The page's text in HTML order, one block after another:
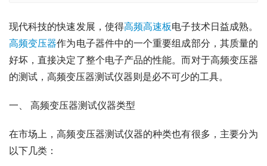
现代科技的快速发展，使得高频高速板电子技术日益成熟。
高频变压器作为电子器件中的一个重要组成部分，其质量的
好坏，直接决定了整个电子产品的性能。而对于高频变压器
的测试，高频变压器测试仪器则是必不可少的工具。
一、 高频变压器测试仪器类型
在市场上，高频变压器测试仪器的种类也有很多，主要分为
以下几类：